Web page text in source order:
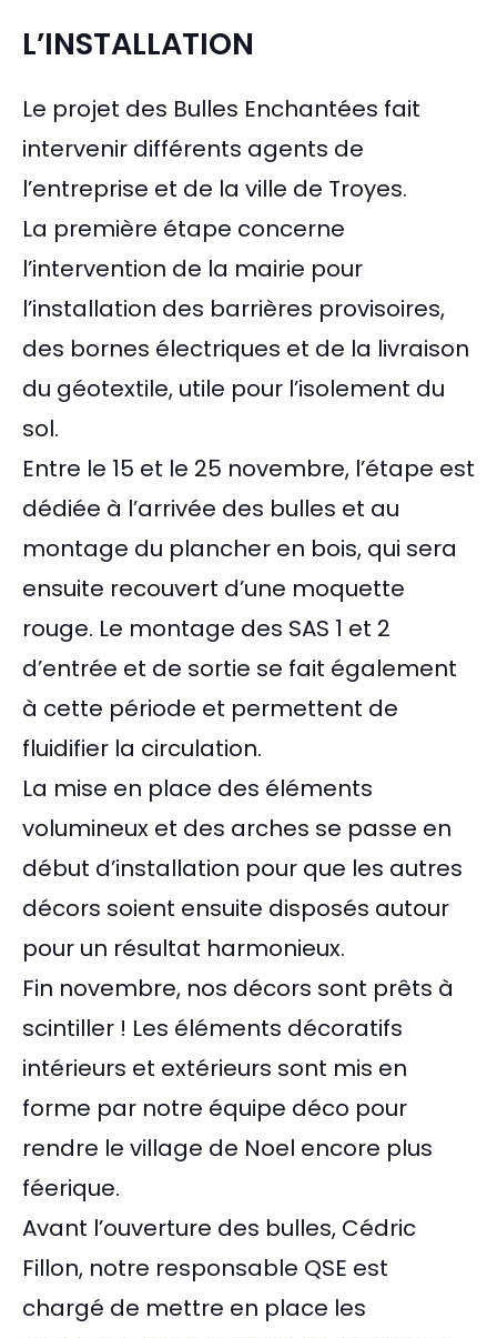
L’INSTALLATION
Le projet des Bulles Enchantées fait
intervenir différents agents de
l’entreprise et de la ville de Troyes.
La première étape concerne
l’intervention de la mairie pour
l’installation des barrières provisoires,
des bornes électriques et de la livraison
du géotextile, utile pour l’isolement du
sol.
Entre le 15 et le 25 novembre, l’étape est
dédiée à l’arrivée des bulles et au
montage du plancher en bois, qui sera
ensuite recouvert d’une moquette
rouge. Le montage des SAS 1 et 2
d’entrée et de sortie se fait également
à cette période et permettent de
fluidifier la circulation.
La mise en place des éléments
volumineux et des arches se passe en
début d’installation pour que les autres
décors soient ensuite disposés autour
pour un résultat harmonieux.
Fin novembre, nos décors sont prêts à
scintiller ! Les éléments décoratifs
intérieurs et extérieurs sont mis en
forme par notre équipe déco pour
rendre le village de Noel encore plus
féerique.
Avant l’ouverture des bulles, Cédric
Fillon, notre responsable QSE est
chargé de mettre en place les